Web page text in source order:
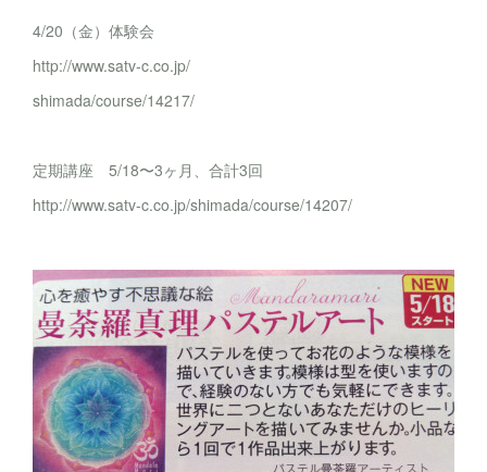
4/20（金）体験会
http://www.satv-c.co.jp/
shimada/course/14217/
定期講座 5/18〜3ヶ月、合計3回
http://www.satv-c.co.jp/shimada/course/14207/